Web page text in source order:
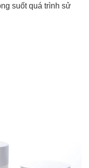
suốt quá trình sử